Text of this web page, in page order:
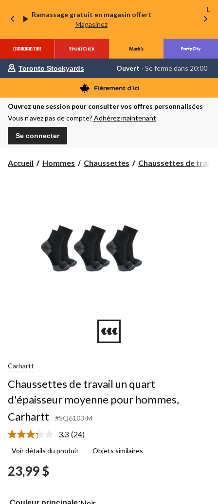
Ramassage gratuit en magasin offert
Magasinez
La
votre
est
Toronto
Stockyards,
Ouvert,
20:00
cliquer
Toronto Stockyards Ouvert ⋅ Se ferme dans 20:00
Ouvrez une session pour consulter vos offres personnalisées
Vous n’avez pas de compte? Adhérez maintenant
Se connecter
Accueil Hommes Chaussettes Chaussettes de
Carhartt
Chaussettes de travail un quart
d'épaisseur moyenne pour hommes,
Carhartt
#SQ6103-M
3.3 Lire
24
page.
(24)
Voir détails du produit Objets similaires
23,99 $